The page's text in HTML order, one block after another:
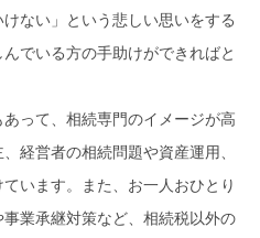
ない」という悲しい思いをする
でいる方の手助けができればと
って、相続専門のイメージが高
経営者の相続問題や資産運用、
います。また、お一人おひとり
業承継対策など、相続税以外の